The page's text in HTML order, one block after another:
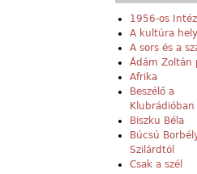
1956-os
A kultúra
A sors és a
Ádám Zoltán
Afrika
Beszélő a
Klubrádióban
Biszku Béla
Búcsú
Szilárdtól
Csak a szél